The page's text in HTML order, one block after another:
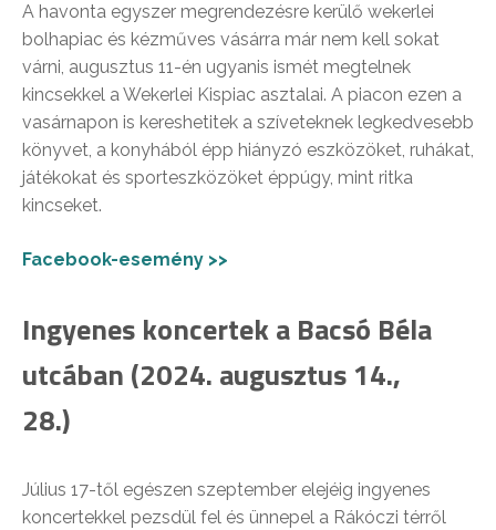
A havonta egyszer megrendezésre kerülő wekerlei
bolhapiac és kézműves vásárra már nem kell sokat
várni, augusztus 11-én ugyanis ismét megtelnek
kincsekkel a Wekerlei Kispiac asztalai. A piacon ezen a
vasárnapon is kereshetitek a szíveteknek legkedvesebb
könyvet, a konyhából épp hiányzó eszközöket, ruhákat,
játékokat és sporteszközöket éppúgy, mint ritka
kincseket.
Facebook-esemény >>
Ingyenes koncertek a Bacsó Béla
utcában (2024. augusztus 14.,
28.)
Július 17-től egészen szeptember elejéig ingyenes
koncertekkel pezsdül fel és ünnepel a Rákóczi térről